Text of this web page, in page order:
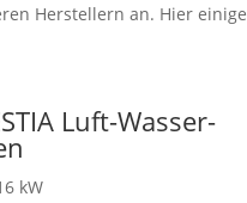
Herstellern an. Hier
Luft-Wasser-
kW